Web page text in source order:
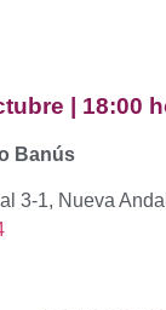
| 18:00
Banús
3-1, Nueva